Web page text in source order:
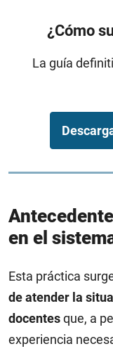
¿Cómo
La guía
en el
Esta práctica
de atender la
docentesque, a
experiencia